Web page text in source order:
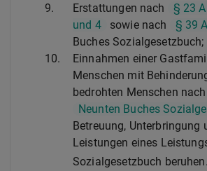
9.
Erstattungen nach
§ 23
und 4
sowie nach § 39
Buches Sozialgesetzbuch;
10.
Einnahmen einer
Menschen mit
bedrohten Menschen nach
Neunten Buches
Betreuung,
Leistungen eines
Sozialgesetzbuch beruhen.